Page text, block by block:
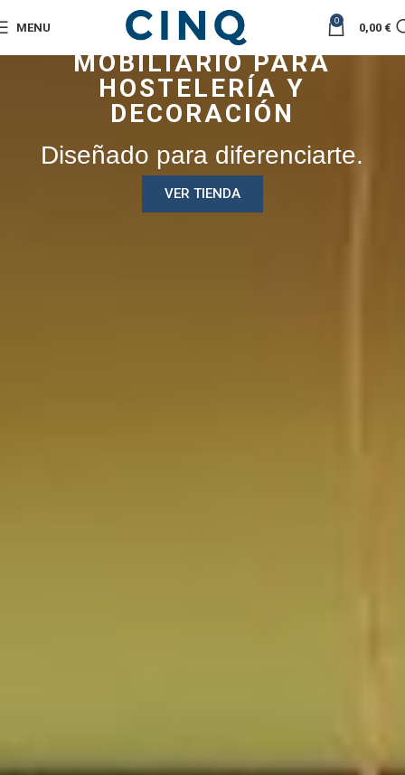
MENU 0 0,00 €
MOBILIARIO PARA
HOSTELERÍA Y
DECORACIÓN
Diseñado para diferenciarte.
VER TIENDA